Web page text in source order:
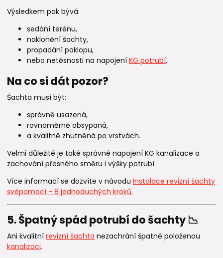
Výsledkem pak bývá:
sedání terénu,
naklonění šachty,
propadání poklopu,
nebo netěsnosti na napojení KG potrubí.
Na co si dát pozor?
Šachta musí být:
správně usazená,
rovnoměrně obsypaná,
a kvalitně zhutněná po vrstvách.
Velmi důležité je také správné napojení KG kanalizace a
zachování přesného směru i výšky potrubí.
Více informací se dozvíte v návodu Instalace revizní šachty
svépomocí - 8 jednoduchých kroků.
5. Špatný spád potrubí do šachty 📉
Ani kvalitní revizní šachta nezachrání špatně položenou
kanalizaci.